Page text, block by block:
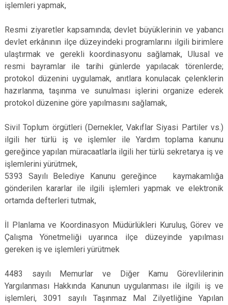
işlemleri yapmak,
Resmi ziyaretler kapsamında; devlet büyüklerinin ve yabancı
devlet erkânının ilçe düzeyindeki programlarını ilgili birimlere
ulaştırmak ve gerekli koordinasyonu sağlamak, Ulusal ve
resmi bayramlar ile tarihi günlerde yapılacak törenlerde;
protokol düzenini uygulamak, anıtlara konulacak çelenklerin
hazırlanma, taşınma ve sunulması işlerini organize ederek
protokol düzenine göre yapılmasını sağlamak,
Sivil Toplum örgütleri (Dernekler, Vakıflar Siyasi Partiler vs.)
ilgili her türlü iş ve işlemler ile Yardım toplama kanunu
gereğince yapılan müracaatlarla ilgili her türlü sekretarya iş ve
işlemlerini yürütmek,
5393 Sayılı Belediye Kanunu gereğince kaymakamlığa
gönderilen kararlar ile ilgili işlemleri yapmak ve elektronik
ortamda defterleri tutmak,
İl Planlama ve Koordinasyon Müdürlükleri Kuruluş, Görev ve
Çalışma Yönetmeliği uyarınca ilçe düzeyinde yapılması
gereken iş ve işlemleri yürütmek
4483 sayılı Memurlar ve Diğer Kamu Görevlilerinin
Yargılanması Hakkında Kanunun uygulanması ile ilgili iş ve
işlemleri, 3091 sayılı Taşınmaz Mal Zilyetliğine Yapılan